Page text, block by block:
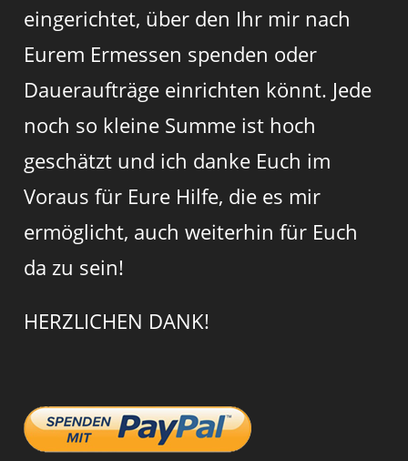
eingerichtet, über den Ihr mir nach
Eurem Ermessen spenden oder
Daueraufträge einrichten könnt. Jede
noch so kleine Summe ist hoch
geschätzt und ich danke Euch im
Voraus für Eure Hilfe, die es mir
ermöglicht, auch weiterhin für Euch
da zu sein!
HERZLICHEN DANK!